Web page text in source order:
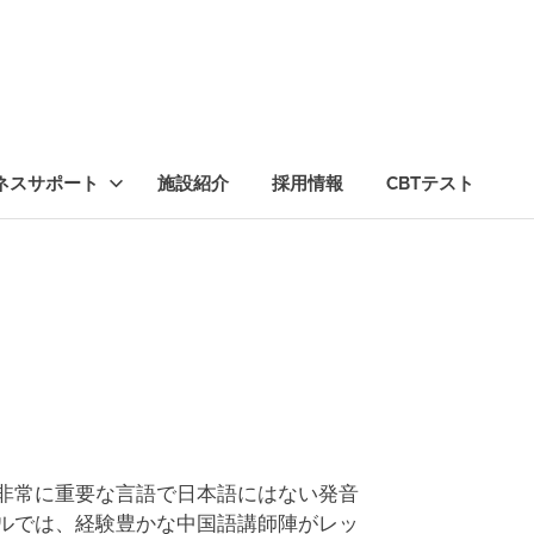
スサポート 施設紹介 採用情報 CBTテスト
常に重要な言語で日本語にはない発音
は、経験豊かな中国語講師陣がレッ